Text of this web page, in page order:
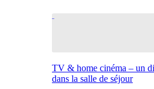
TV & home cinéma – un
dans la salle de séjour